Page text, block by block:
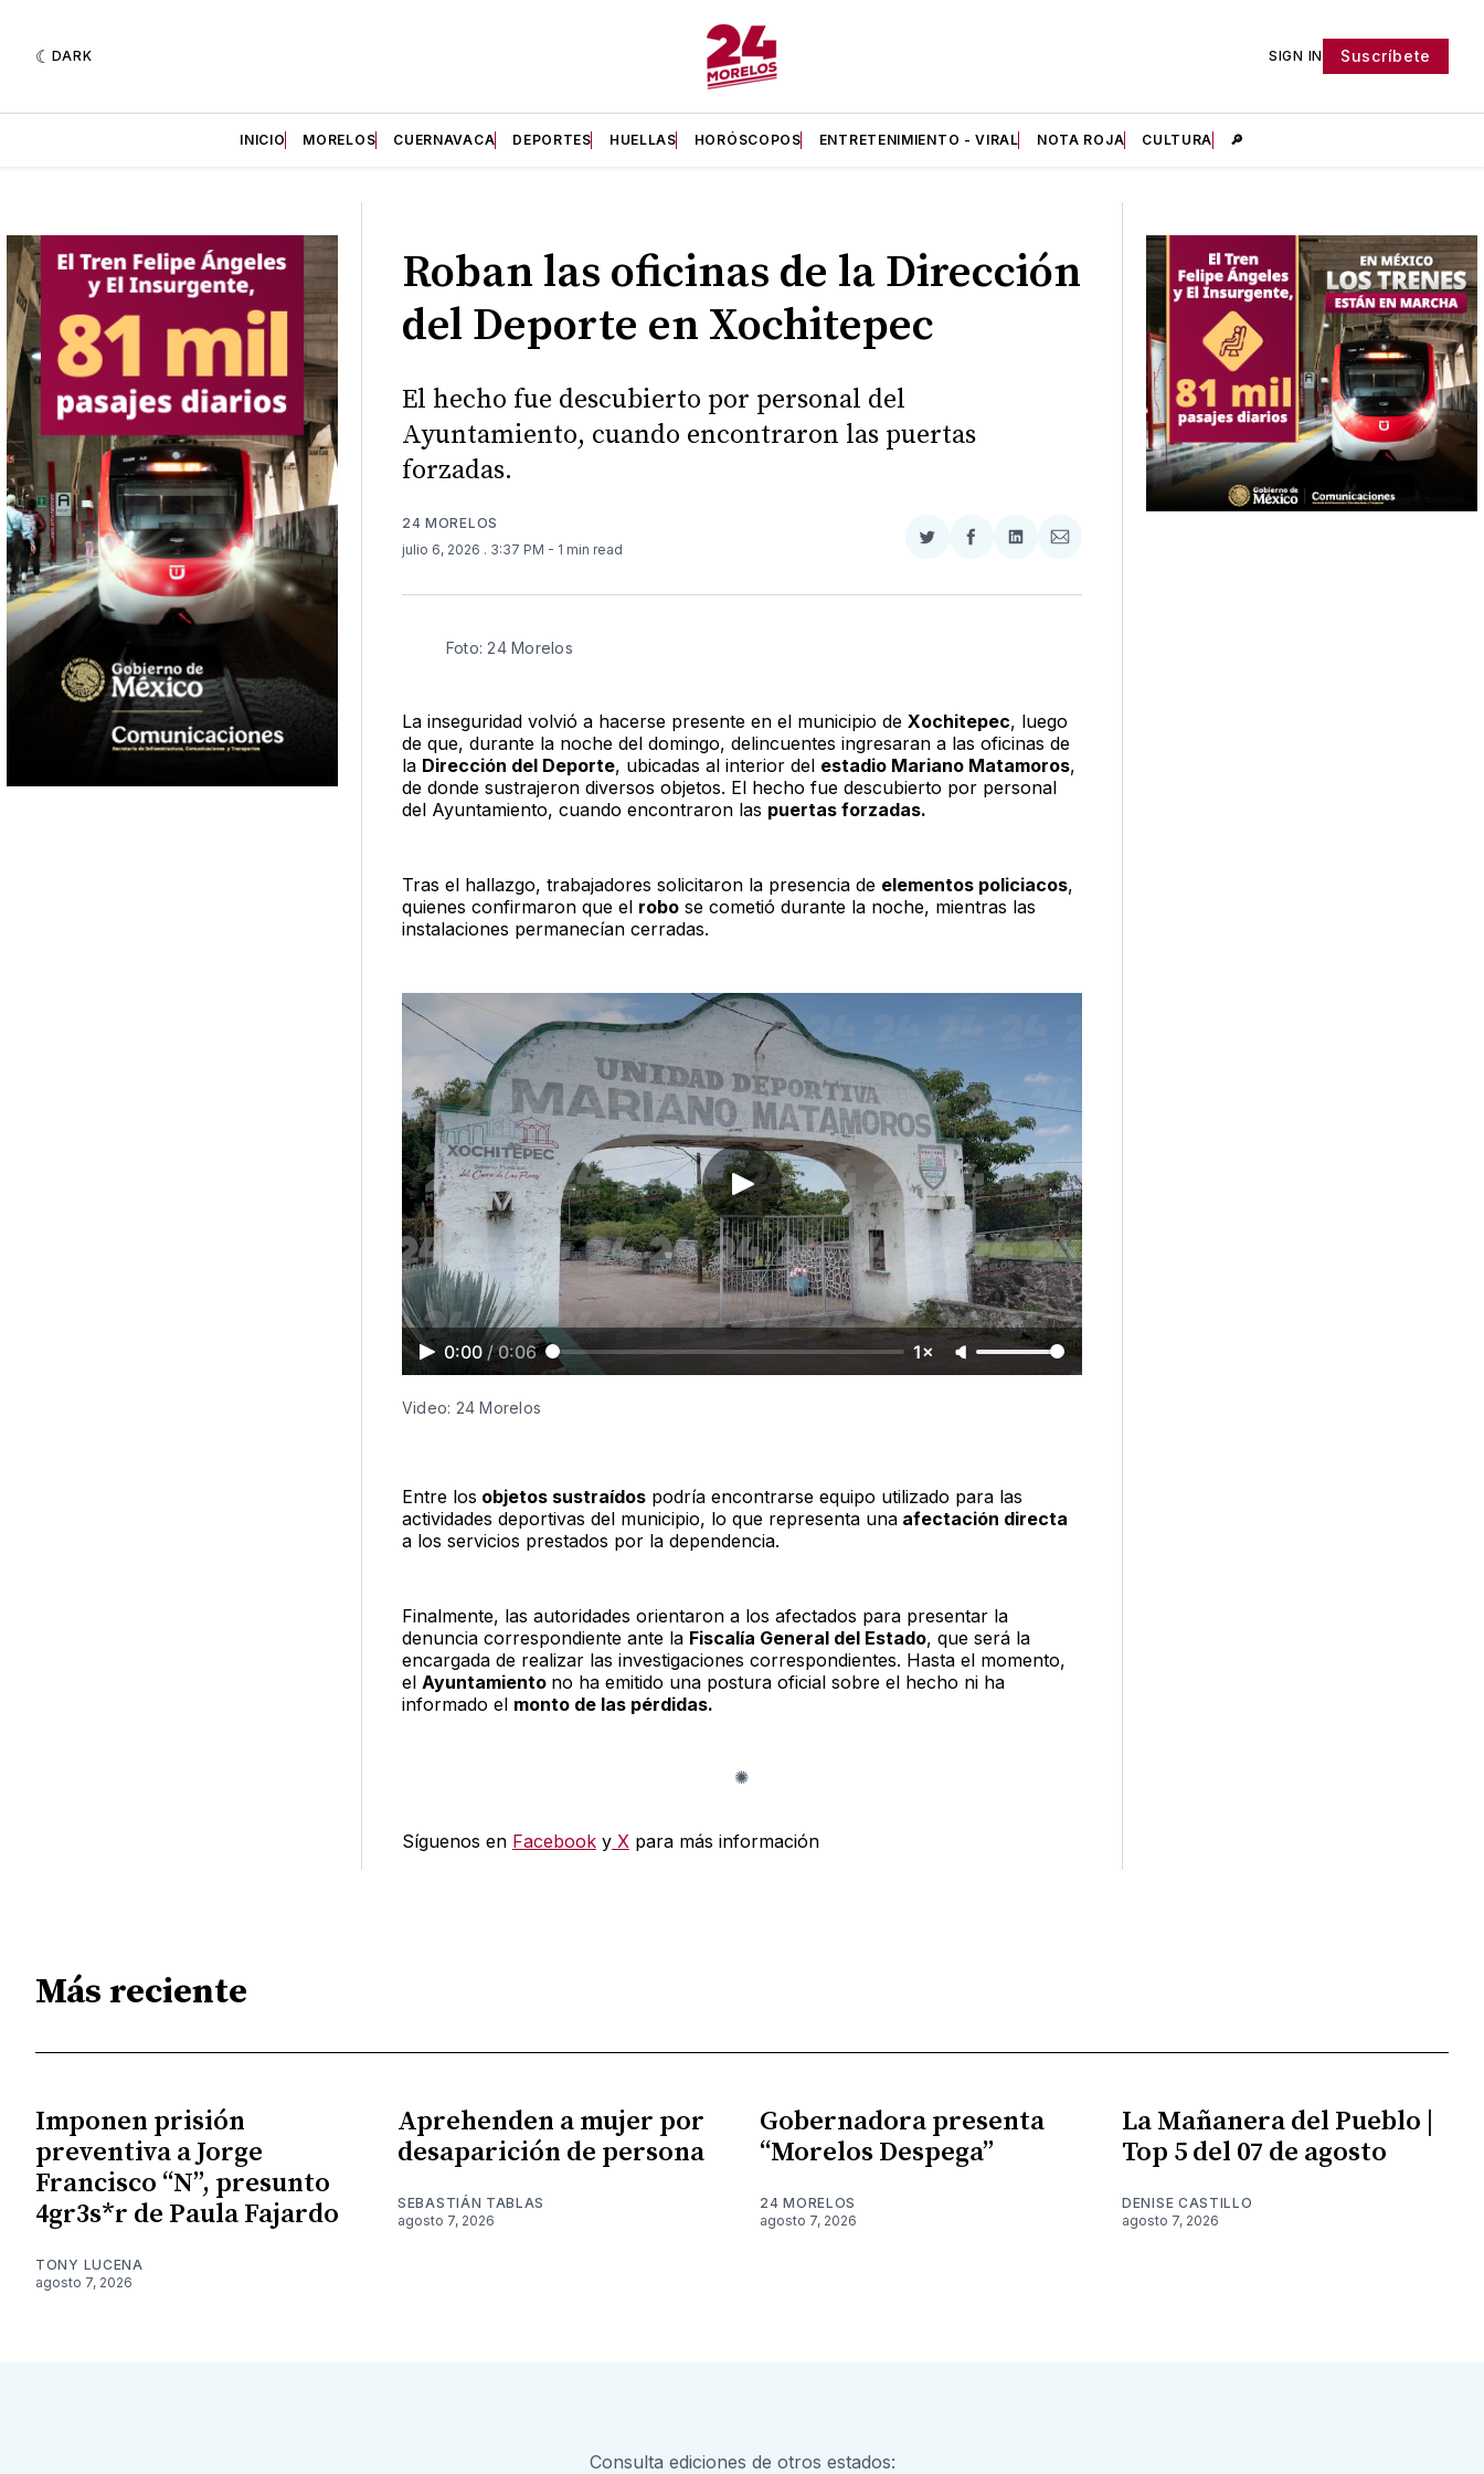
DARK SIGN IN Suscríbete
INICIO MORELOS CUERNAVACA DEPORTES HUELLAS HORÓSCOPOS ENTRETENIMIENTO - VIRAL NOTA ROJA CULTURA 🔎
Roban las oficinas de la Dirección
del Deporte en Xochitepec
El hecho fue descubierto por personal del
Ayuntamiento, cuando encontraron las puertas
forzadas.
24 MORELOS
julio 6, 2026 . 3:37 PM - 1 min read
Compartir
Twitter
Compartir
Facebook
Compartir
LinkedIn
Compartir
Email
Foto: 24 Morelos
La inseguridad volvió a hacerse presente en el municipio de Xochitepec, luego
de que, durante la noche del domingo, delincuentes ingresaran a las oficinas de
la Dirección del Deporte, ubicadas al interior del estadio Mariano Matamoros,
de donde sustrajeron diversos objetos. El hecho fue descubierto por personal
del Ayuntamiento, cuando encontraron las puertas forzadas.
Tras el hallazgo, trabajadores solicitaron la presencia de elementos policiacos,
quienes confirmaron que el robose cometió durante la noche, mientras las
instalaciones permanecían cerradas.
0:00 / 0:06 1×
Video: 24 Morelos
Entre los objetos sustraídospodría encontrarse equipo utilizado para las
actividades deportivas del municipio, lo que representa unaafectación directa
a los servicios prestados por la dependencia.
Finalmente, las autoridades orientaron a los afectados para presentar la
denuncia correspondiente ante la Fiscalía General del Estado, que será la
encargada de realizar las investigaciones correspondientes. Hasta el momento,
el Ayuntamiento no ha emitido una postura oficial sobre el hecho ni ha
informado el monto de las pérdidas.
Síguenos en FacebookyXpara más información
Más reciente
Imponen prisión
preventiva a Jorge
Francisco “N”, presunto
4gr3s*r de Paula Fajardo
TONY LUCENA
agosto 7, 2026
Aprehenden a mujer por
desaparición de persona
SEBASTIÁN TABLAS
agosto 7, 2026
Gobernadora presenta
“Morelos Despega”
24 MORELOS
agosto 7, 2026
La Mañanera del Pueblo |
Top 5 del 07 de agosto
DENISE CASTILLO
agosto 7, 2026
Consulta ediciones de otros estados: